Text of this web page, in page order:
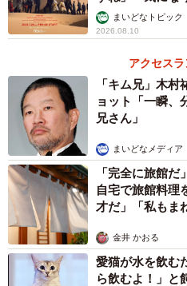
まいどなトピック
2026.08.10
アクセス
「キム兄」木
ョット「一瞬、
兄さん」
まいどなメディア
「完全に旅館
自宅で旅館料
才だ」「私もま
金井 かおる
愛猫が水を飲む
ら飲むよ！」